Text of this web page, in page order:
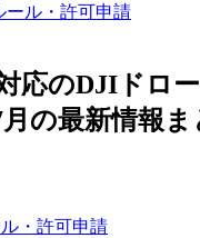
ール・許可申請
応のDJIドロ
月の最新情報
・許可申請